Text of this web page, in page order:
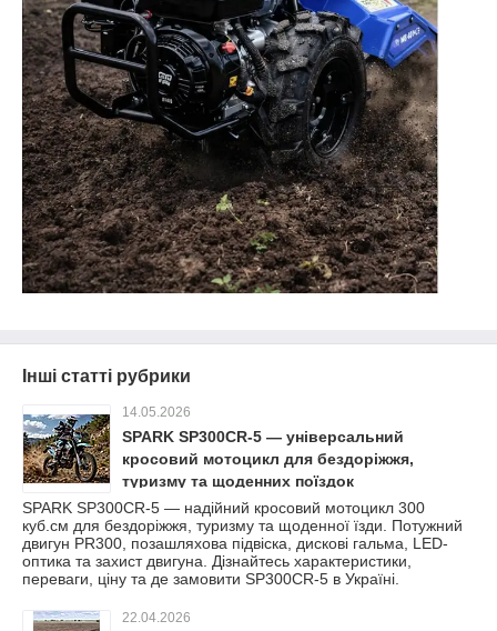
Інші статті рубрики
14.05.2026
SPARK SP300CR-5 — універсальний
кросовий мотоцикл для бездоріжжя,
туризму та щоденних поїздок
SPARK SP300CR-5 — надійний кросовий мотоцикл 300
куб.см для бездоріжжя, туризму та щоденної їзди. Потужний
двигун PR300, позашляхова підвіска, дискові гальма, LED-
оптика та захист двигуна. Дізнайтесь характеристики,
переваги, ціну та де замовити SP300CR-5 в Україні.
22.04.2026